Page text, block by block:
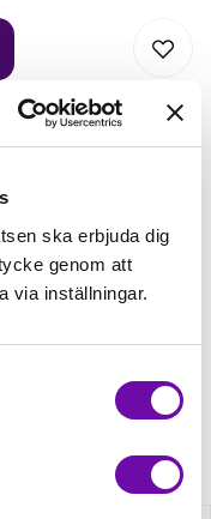
ska erbjuda dig
genom att
via inställningar.
varukorgen,
+45,00kr